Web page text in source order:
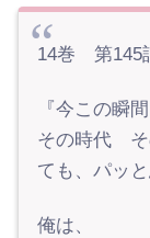
14巻 第145
『今この瞬
その時代 そ
ても、パッ
俺は、